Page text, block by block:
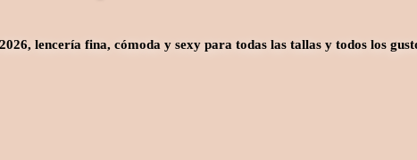
lencería fina, cómoda y sexy para todas las tallas y todos los